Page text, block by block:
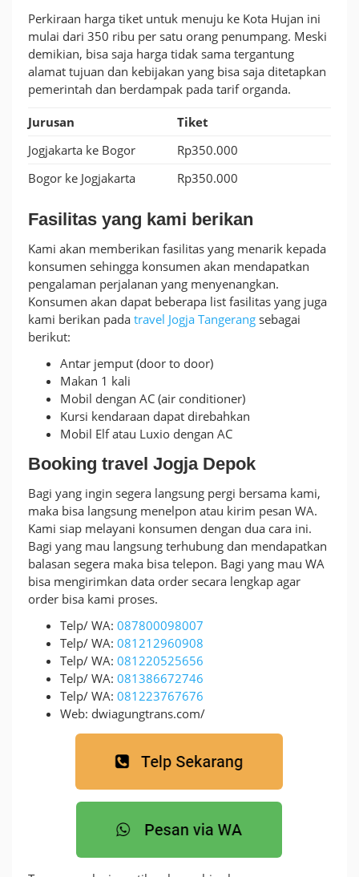
Perkiraan harga tiket untuk menuju ke Kota Hujan ini
mulai dari 350 ribu per satu orang penumpang. Meski
demikian, bisa saja harga tidak sama tergantung
alamat tujuan dan kebijakan yang bisa saja ditetapkan
pemerintah dan berdampak pada tarif organda.
Jurusan
Tiket
Jogjakarta ke Bogor
Rp350.000
Bogor ke Jogjakarta
Rp350.000
Fasilitas yang kami berikan
Kami akan memberikan fasilitas yang menarik kepada
konsumen sehingga konsumen akan mendapatkan
pengalaman perjalanan yang menyenangkan.
Konsumen akan dapat beberapa list fasilitas yang juga
kami berikan pada travel Jogja Tangerang sebagai
berikut:
Antar jemput (door to door)
Makan 1 kali
Mobil dengan AC (air conditioner)
Kursi kendaraan dapat direbahkan
Mobil Elf atau Luxio dengan AC
Booking travel Jogja Depok
Bagi yang ingin segera langsung pergi bersama kami,
maka bisa langsung menelpon atau kirim pesan WA.
Kami siap melayani konsumen dengan dua cara ini.
Bagi yang mau langsung terhubung dan mendapatkan
balasan segera maka bisa telepon. Bagi yang mau WA
bisa mengirimkan data order secara lengkap agar
order bisa kami proses.
Telp/ WA: 087800098007
Telp/ WA: 081212960908
Telp/ WA: 081220525656
Telp/ WA: 081386672746
Telp/ WA: 081223767676
Web: dwiagungtrans.com/